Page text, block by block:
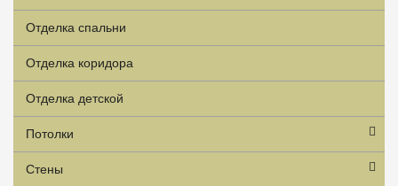
Отделка спальни
Отделка коридора
Отделка детской
Потолки
Стены